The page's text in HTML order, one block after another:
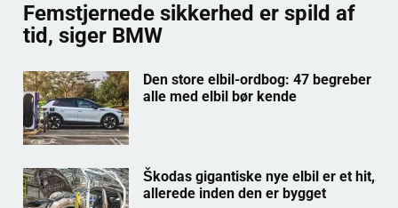
Femstjernede sikkerhed er spild af
tid, siger BMW
Den store elbil-ordbog: 47 begreber
alle med elbil bør kende
Škodas gigantiske nye elbil er et hit,
allerede inden den er bygget